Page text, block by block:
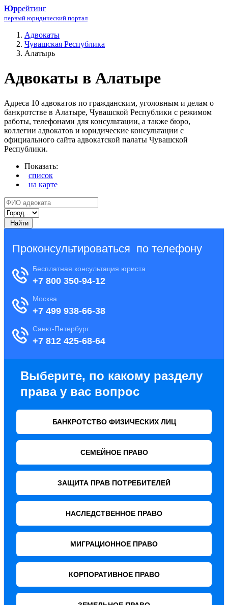
Юррейтинг
первый юридический портал
Адвокаты
Чувашская Республика
Алатырь
Адвокаты в Алатыре
Адреса 10 адвокатов по гражданским, уголовным и делам о
банкротстве в Алатыре, Чувашской Республики с режимом
работы, телефонами для консультации, а также бюро,
коллегии адвокатов и юридические консультации с
официального сайта адвокатской палаты Чувашской
Республики.
Показать:
список
на карте
Найти